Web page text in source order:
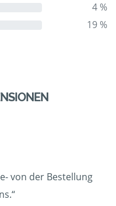
4 %
19 %
von der Bestellung